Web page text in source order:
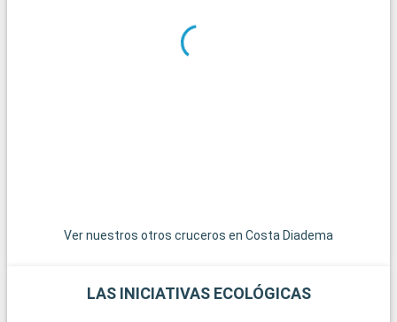
importante destino cultural. El Castillo de Kronborg, en
Helsingør, conocido como el Castillo de Hamlet, es una joya del
Ver nuestros otros cruceros en Costa Diadema
LAS INICIATIVAS ECOLÓGICAS